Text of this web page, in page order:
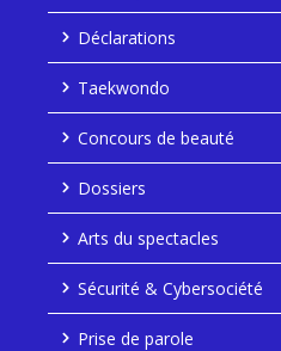
Déclarations
Taekwondo
Concours de beauté
Dossiers
Arts du spectacles
Sécurité & Cybersociété
Prise de parole